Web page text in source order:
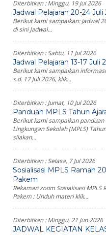
Diterbitkan :Minggu, 19 Jul 2026
Jadwal Pelajaran 20-24 Juli
Berikut kami sampaikan: Jadwal
di sini Jadwal...
Diterbitkan :Sabtu, 11 Jul 2026
Jadwal Pelajaran 13-17 Juli
Berikut kami sampaikan
s.d. 17 Juli 2026, klik...
Diterbitkan :Jumat, 10 Jul 2026
Panduan MPLS Tahun
Berikut kami sampaikan
Lingkungan Sekolah (MPLS)
silakan...
Diterbitkan :Selasa, 7 Jul 2026
Sosialisasi MPLS Ramah
Pakem
Rekaman zoom Sosialisasi MPLS
Pakem : Unduh materi klik...
Diterbitkan :Minggu, 21 Jun 2026
JADWAL KEGIATAN